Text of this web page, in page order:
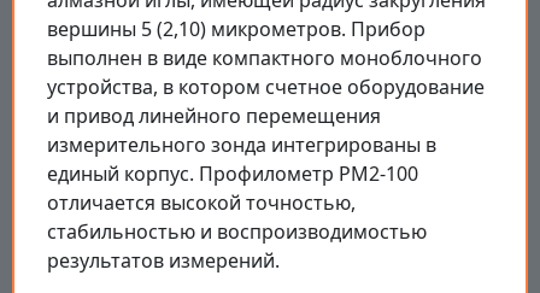
вершины 5 (2,10) микрометров. Прибор
выполнен в виде компактного моноблочного
устройства, в котором счетное оборудование
и привод линейного перемещения
измерительного зонда интегрированы в
единый корпус. Профилометр PM2-100
отличается высокой точностью,
стабильностью и воспроизводимостью
результатов измерений.